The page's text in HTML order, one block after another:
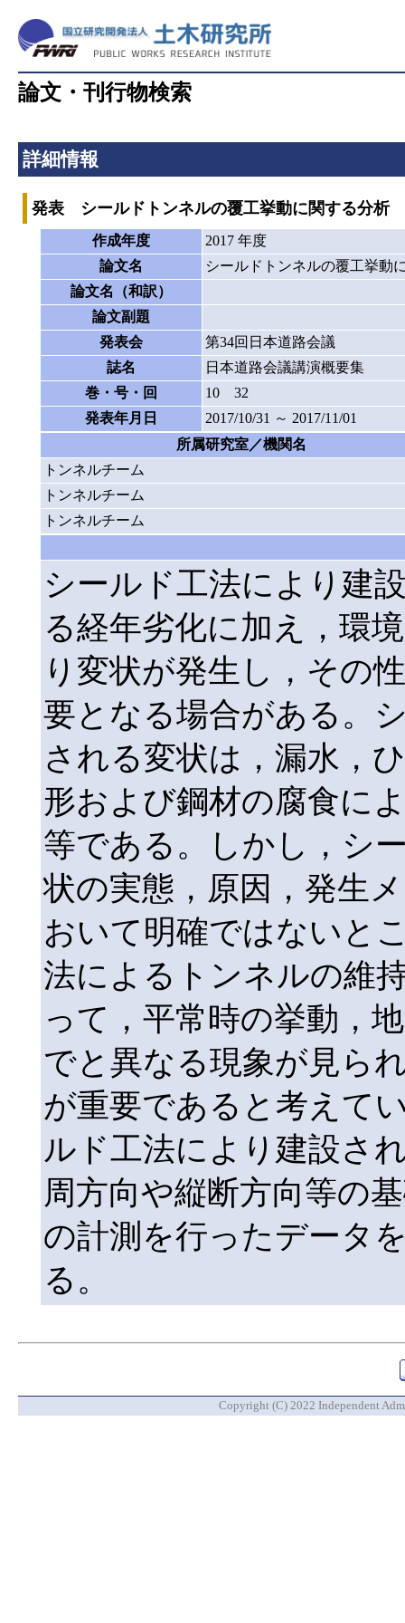
論文・刊行物検索
詳細情報
発表 シールドトンネルの覆工挙動に関する分析
作成年度
2017 年度
論文名
シールドトンネルの覆工挙動
論文名（和訳）
論文副題
発表会
第34回日本道路会議
誌名
日本道路会議講演概要集
巻・号・回
10 32
発表年月日
2017/10/31 ～ 2017/11/01
所属研究室／機関名
トンネルチーム
トンネルチーム
トンネルチーム
シールド工法により建
る経年劣化に加え，環
り変状が発生し，その
要となる場合がある。
される変状は，漏水，
形および鋼材の腐食に
等である。しかし，シ
状の実態，原因，発生
おいて明確ではないと
法によるトンネルの維
って，平常時の挙動，
でと異なる現象が見ら
が重要であると考えて
ルド工法により建設さ
周方向や縦断方向等の
の計測を行ったデータ
る。
Copyright (C) 2022 Independent